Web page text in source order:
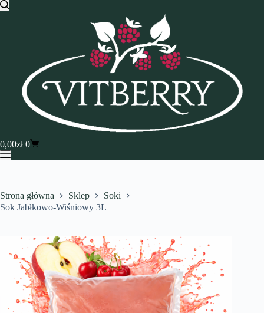
0,00zł 0
Strona główna Sklep
Soki
Sok Jabłkowo-Wiśniowy 3L